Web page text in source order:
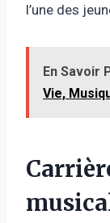
l’une des
En Savoir
Vie,